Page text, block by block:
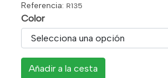
Referencia: R135
Color
Añadir a la cesta